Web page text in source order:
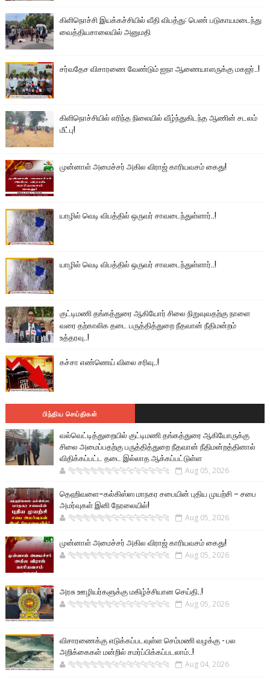
கிளிநொச்சி இயக்கச்சியில் வீதி விபத்து: பெண் படுகாயமடைந்து
வைத்தியசாலையில் அனுமதி
சர்வதேச விசாரணை வேண்டும் ஐநா ஆணையாளருக்கு மகஜர்..!
கிளிநொச்சியில் எரிந்த நிலையில் வீழ்ந்துகிடந்த ஆணின் சடலம்
மீட்பு!
முன்னாள் அமைச்சர் அகில விராஜ் காரியவசம் கைது!
யாழில் வெடி விபத்தில் ஒருவர் சாவடைந்துள்ளார்..!
யாழில் வெடி விபத்தில் ஒருவர் சாவடைந்துள்ளார்..!
குட்டிமணி தங்கத்துரை ஆகியோர் சிலை நிறுவுவதற்கு நாளை
வரை தற்காலிக தடை பருத்தித்துறை நீதவான் நீதிமன்றம்
உத்தரவு..!
கச்சா எண்ணெய் விலை சரிவு..!
பிந்திய செய்திகள்
வல்வெட்டித்துறையில் குட்டிமணி தங்கத்துரை ஆகியோருக்கு
சிலை அமைப்பதற்கு பருத்தித்துறை நீதவான் நீதிமன்றத்தினால்
விதிக்கப்பட்ட தடை இல்லாத ஆக்கப்பட்டுள்ள
🐅🐅🐅🐅🐅🐅🐆🐆🐆🐆🐆🐆🐆🐆 Aug 05, 2026
தெஹிவளை–கல்கிஸ்ஸ மாநகர சபையின் புதிய முயற்சி – சபை
அமர்வுகள் இனி நேரலையில்!
🐅🐅🐅🐅🐅🐅🐆🐆🐆🐆🐆🐆🐆🐆 Aug 05, 2026
முன்னாள் அமைச்சர் அகில விராஜ் காரியவசம் கைது!
🐅🐅🐅🐅🐅🐅🐆🐆🐆🐆🐆🐆🐆🐆 Aug 05, 2026
அரசு ஊழியர்களுக்கு மகிழ்ச்சியான செய்தி..!
🐅🐅🐅🐅🐅🐅🐆🐆🐆🐆🐆🐆🐆🐆 Aug 05, 2026
விசாரணைக்கு எடுக்கப்படவுள்ள செம்மணி வழக்கு - பல
அறிக்கைகள் மன்றில் சமர்ப்பிக்கப்படலாம்..!
🐅🐅🐅🐅🐅🐅🐆🐆🐆🐆🐆🐆🐆🐆 Aug 04, 2026